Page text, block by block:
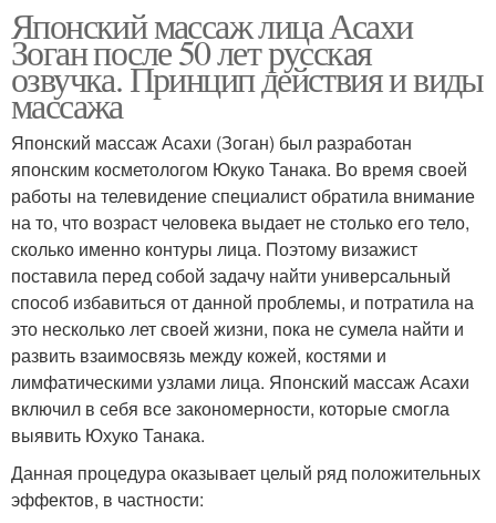
Японский массаж лица Асахи
Зоган после 50 лет русская
озвучка. Принцип действия и виды
массажа
Японский массаж Асахи (Зоган) был разработан
японским косметологом Юкуко Танака. Во время своей
работы на телевидение специалист обратила внимание
на то, что возраст человека выдает не столько его тело,
сколько именно контуры лица. Поэтому визажист
поставила перед собой задачу найти универсальный
способ избавиться от данной проблемы, и потратила на
это несколько лет своей жизни, пока не сумела найти и
развить взаимосвязь между кожей, костями и
лимфатическими узлами лица. Японский массаж Асахи
включил в себя все закономерности, которые смогла
выявить Юхуко Танака.
Данная процедура оказывает целый ряд положительных
эффектов, в частности: